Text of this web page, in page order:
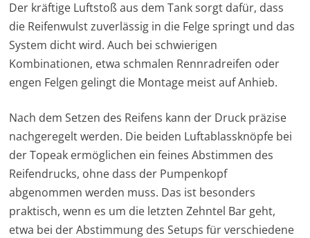
Der kräftige Luftstoß aus dem Tank sorgt dafür, dass
die Reifenwulst zuverlässig in die Felge springt und das
System dicht wird. Auch bei schwierigen
Kombinationen, etwa schmalen Rennradreifen oder
engen Felgen gelingt die Montage meist auf Anhieb.
Nach dem Setzen des Reifens kann der Druck präzise
nachgeregelt werden. Die beiden Luftablassknöpfe bei
der Topeak ermöglichen ein feines Abstimmen des
Reifendrucks, ohne dass der Pumpenkopf
abgenommen werden muss. Das ist besonders
praktisch, wenn es um die letzten Zehntel Bar geht,
etwa bei der Abstimmung des Setups für verschiedene